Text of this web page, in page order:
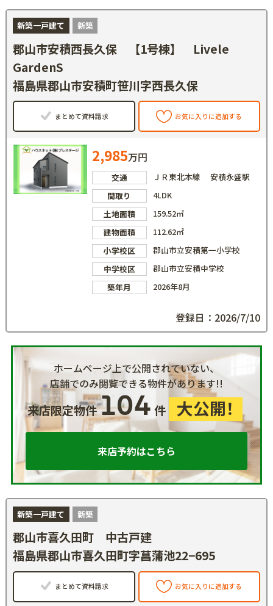
新築一戸建て 新築
郡山市安積西長久保 【1号棟】 Livele
GardenS
福島県郡山市安積町笹川字西長久保
まとめて資料請求 お気に入りに追加する
2,985万円
交通
ＪＲ東北本線 安積永盛駅
間取り
4LDK
土地面積
159.52㎡
建物面積
112.62㎡
小学校区
郡山市立安積第一小学校
中学校区
郡山市立安積中学校
築年月
2026年8月
登録日：2026/7/10
ホームページ上で公開されていない、
店舗でのみ閲覧できる物件があります!!
来店限定物件104 件 大公開！
来店予約はこちら
新築一戸建て 新築
郡山市喜久田町 中古戸建
福島県郡山市喜久田町字菖蒲池22−695
まとめて資料請求 お気に入りに追加する